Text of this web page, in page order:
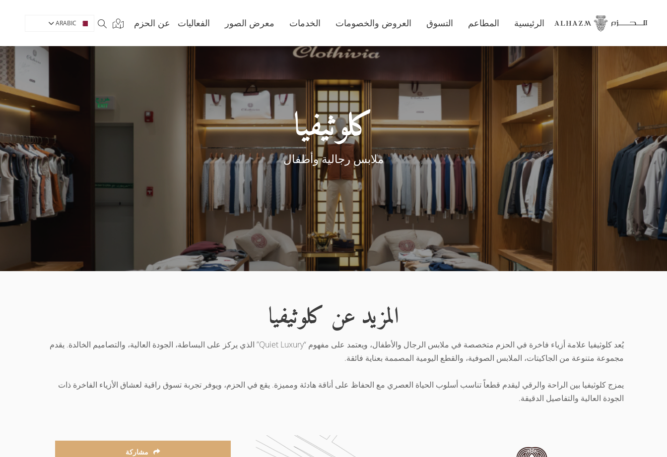
الرئيسية المطاعم التسوق العروض والخصومات الخدمات معرض الصور الفعاليات عن الحزم ARABIC
كلوثيفيا
ملابس رجالية وأطفال
المزيد عن كلوثيفيا
يُعد كلوثيفيا علامة أزياء فاخرة في الحزم متخصصة في ملابس الرجال والأطفال، ويعتمد على مفهوم “Quiet Luxury” الذي يركز على البساطة، الجودة العالية، والتصاميم الخالدة. يقدم
مجموعة متنوعة من الجاكيتات، الملابس الصوفية، والقطع اليومية المصممة بعناية فائقة.
يمزج كلوثيفيا بين الراحة والرقي ليقدم قطعاً تناسب أسلوب الحياة العصري مع الحفاظ على أناقة هادئة ومميزة. يقع في الحزم، ويوفر تجربة تسوق راقية لعشاق الأزياء الفاخرة ذات
الجودة العالية والتفاصيل الدقيقة.
مشاركة